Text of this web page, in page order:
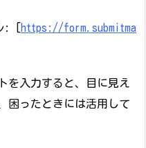
: [https://form.submitma
を入力すると、目に見え
困ったときには活用して